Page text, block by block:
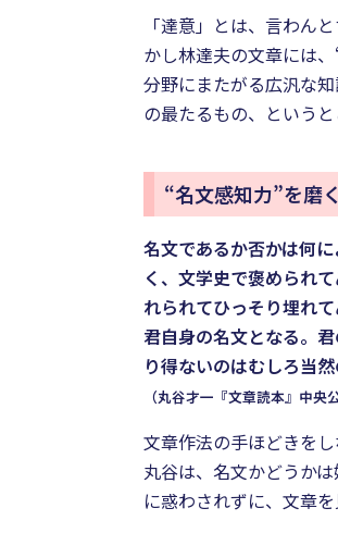
「達意」とは、言わん
かし林達夫の文章には
分野にまたがる広汎な
の最たるもの、というと
“名文感知力”を磨
名文であるか否かは何
く、文学史で褒められ
れられてひっそり埋れ
君自身の名文となる。
り得ないのはむしろ当然
（丸谷才一『文章読本』中央
文章作法の手ほどきを
丸谷は、名文かどうか
に惑わされずに、文章を